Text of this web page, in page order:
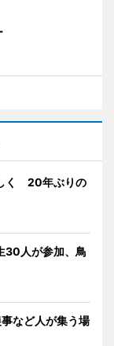
く 20年ぶりの
30人が参加、鳥
など人が集う場